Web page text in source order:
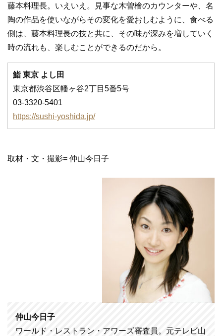
藤本料理長。いえいえ。見事な木曽檜のカウンターや、名
陶の作品を使いながらその変化を愛おしむように、食べる
側は、藤本料理長の技と共に、その味が深みを増していく
時の流れも、楽しむことができるのだから。
鮨 東京 よし田
東京都渋谷区幡ヶ谷2丁目5番5号
03-3320-5401
https://sushi-yoshida.jp/
取材・文・撮影= 仲山今日子
仲山今日子
ワールド・レストラン・アワーズ審査員。元テレビ山